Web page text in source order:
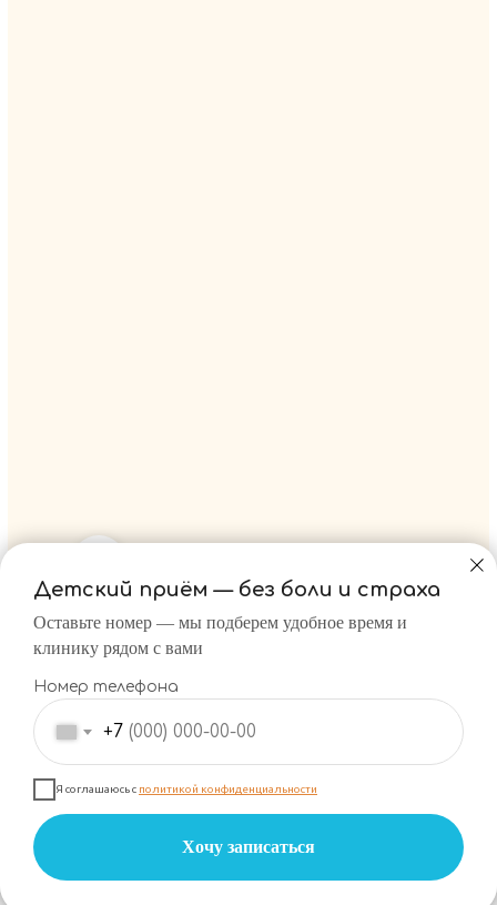
Мы используем файлы cookie, чтобы обеспечить
наилучшее взаимодействие с сайтом
Хорошо, больше не показывать
Детский приём — без боли и страха
Оставьте номер — мы подберем удобное время и
клинику рядом с вами
Номер телефона
+7
Я соглашаюсь с политикой конфиденциальности
Хочу записаться
для детей«Лисёнок»
Сделано в STUDIASOK
Взрослая стоматология →